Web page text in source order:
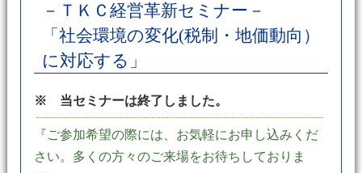
－ＴＫＣ経営革新セミナー－
「社会環境の変化(税制・地価動向）
に対応する」
※ 当セミナーは終了しました。
『ご参加希望の際には、お気軽にお申し込みくだ
さい。多くの方々のご来場をお待ちしておりま